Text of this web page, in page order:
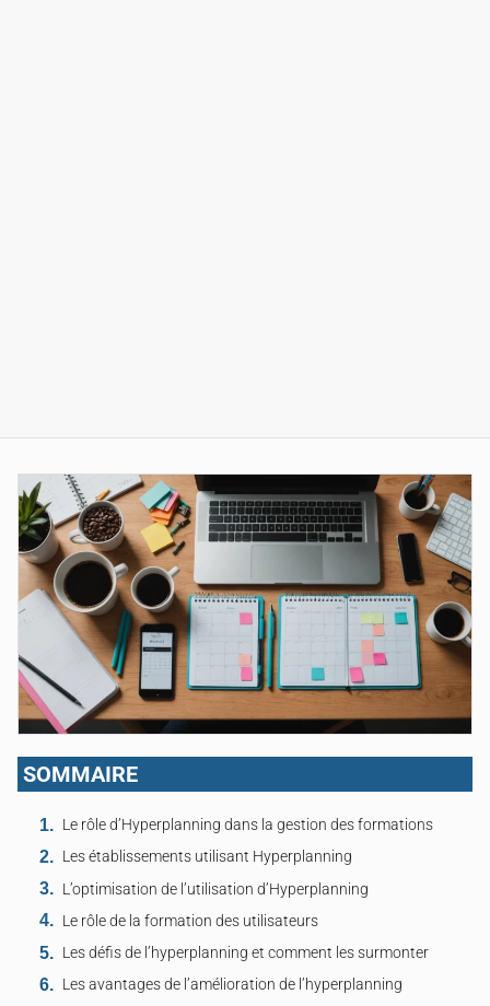
SOMMAIRE
Le rôle d’Hyperplanning dans la gestion des formations
Les établissements utilisant Hyperplanning
L’optimisation de l’utilisation d’Hyperplanning
Le rôle de la formation des utilisateurs
Les défis de l’hyperplanning et comment les surmonter
Les avantages de l’amélioration de l’hyperplanning